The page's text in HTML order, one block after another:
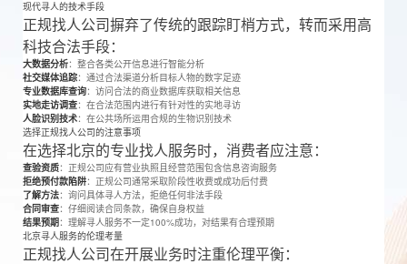
现代寻人的技术手段
正规找人公司摒弃了传统的跟踪盯梢方式，转而采用高
科技合法手段：
大数据分析：整合各类公开信息进行智能分析
社交媒体追踪：通过合法渠道分析目标人物的数字足迹
专业数据库查询：访问合法的商业数据库获取相关信息
实地走访调查：在合法范围内进行有针对性的实地寻访
人脸识别技术：在公共场所运用合规的生物识别技术
选择正规找人公司的注意事项
在选择北京的专业找人服务时，消费者应注意：
查验资质：正规公司应有营业执照且经营范围包含信息咨询服务
拒绝预付款陷阱：正规公司通常采取阶段性收费或成功后付费
了解方法：询问具体寻人方法，拒绝任何非法手段
合同审查：仔细阅读合同条款，确保自身权益
结果预期 ：理解寻人服务不一定100%成功，对结果有合理预期
北京寻人服务的伦理考量
正规找人公司在开展业务时注重伦理平衡：